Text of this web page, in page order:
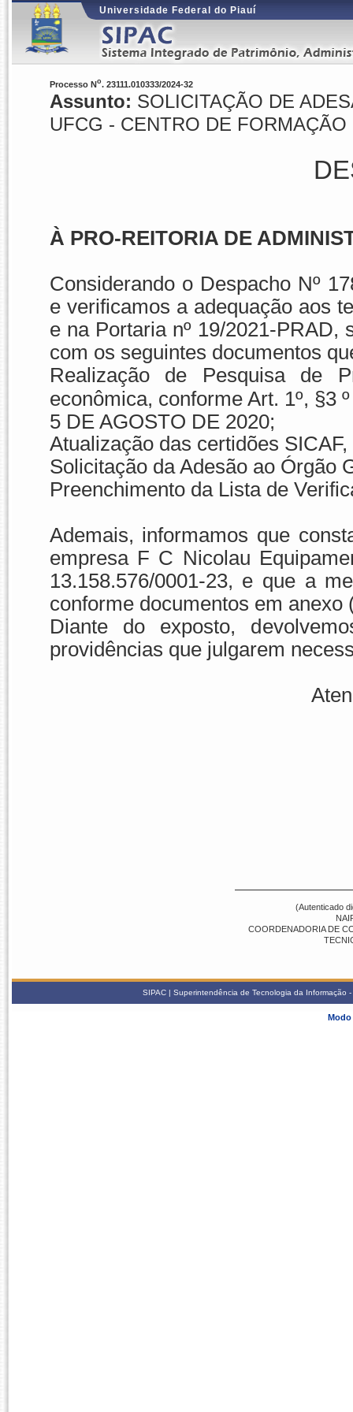
Universidade Federal do Piauí
Processo No. 23111.010333/2024-32
Assunto: SOLICITAÇÃO DE
UFCG - CENTRO DE
À PRO-REITORIA DE
Considerando o Despacho Nº
e verificamos a adequação aos
e na Portaria nº 19/2021-PRAD,
com os seguintes documentos
Realização de Pesquisa de
econômica, conforme Art. 1º, §3
5 DE AGOSTO DE 2020;
Atualização das certidões
Solicitação da Adesão ao Órgão
Preenchimento da Lista de
Ademais, informamos que
empresa F C Nicolau
13.158.576/0001-23, e que a
conforme documentos em anexo
Diante do exposto,
providências que julgarem
(Autenticado
COORDENADORIA DE
SIPAC | Superintendência de Tecnologia da
Modo